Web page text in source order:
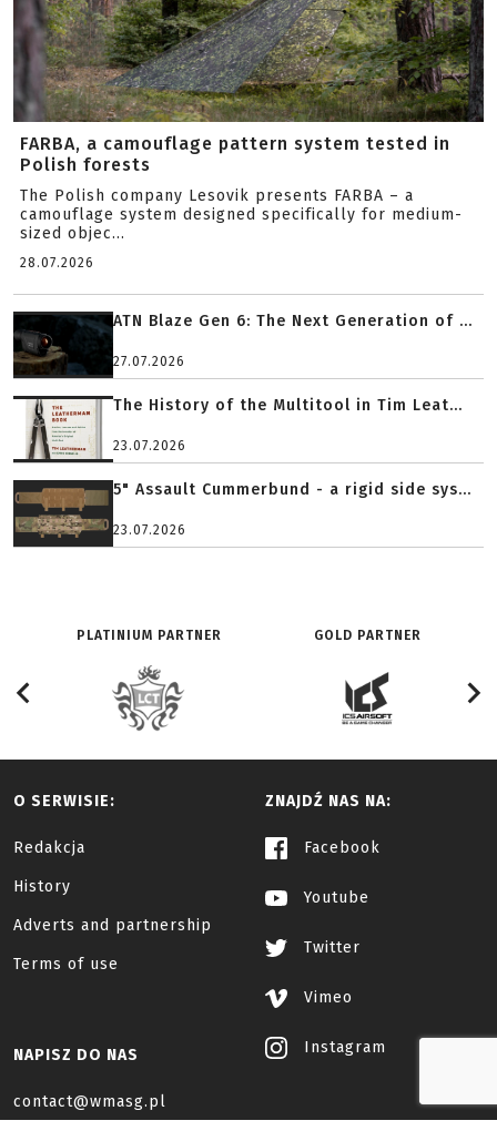
FARBA, a camouflage pattern system tested in
Polish forests
The Polish company Lesovik presents FARBA – a
camouflage system designed specifically for medium-
sized objec...
28.07.2026
ATN Blaze Gen 6: The Next Generation of ...
27.07.2026
The History of the Multitool in Tim Leat...
23.07.2026
5" Assault Cummerbund - a rigid side sys...
23.07.2026
PLATINIUM PARTNER GOLD PARTNER
O SERWISIE:
Redakcja
History
Adverts and partnership
Terms of use
ZNAJDŹ NAS NA:
Facebook
Youtube
Twitter
Vimeo
Instagram
NAPISZ DO NAS
contact@wmasg.pl